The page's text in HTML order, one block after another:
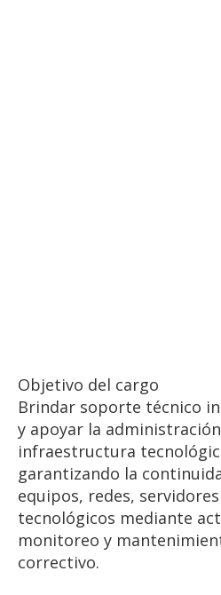
Objetivo del cargo
Brindar soporte técnico
y apoyar la
infraestructura
garantizando la
equipos, redes,
tecnológicos mediante
monitoreo y
correctivo.